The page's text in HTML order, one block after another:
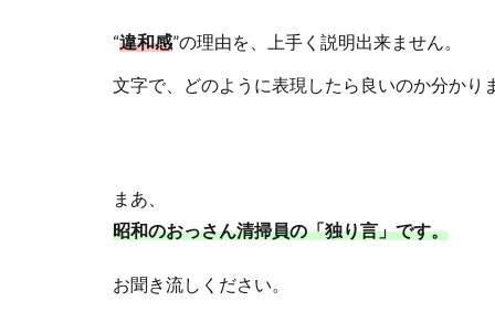
“違和感”の理由を、上手く説明出来ません。
文字で、どのように表現したら良いのか分かり
まあ、
昭和のおっさん清掃員の「独り言」です。
お聞き流しください。